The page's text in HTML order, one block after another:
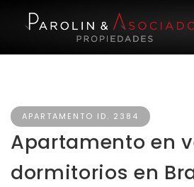
APARTAMENTO ID. 2384
Apartamento en
dormitorios en